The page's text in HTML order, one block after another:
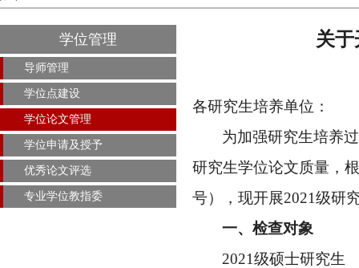
学位管理
导师管理
学位点建设
学位论文管理
学位申请及授予
优秀论文评选
专业学位教指委
关
各研究生培养单位：
为加强研究生培养
研究生学位论文质量，
号）
， 现开展2021级研
一、检查对象
2021级硕士研究生